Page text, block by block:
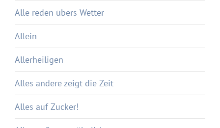
Alle reden übers Wetter
Allein
Allerheiligen
Alles andere zeigt die Zeit
Alles auf Zucker!